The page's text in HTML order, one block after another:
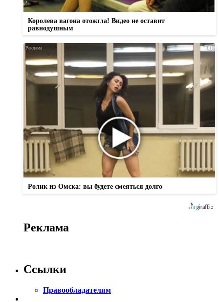
Королева вагона отожгла! Видео не оставит
равнодушным
i
Ролик из Омска: вы будете смеяться долго
Реклама
Ссылки
Правообладателям